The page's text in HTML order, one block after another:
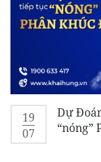
19
07
Dự
“nóng”